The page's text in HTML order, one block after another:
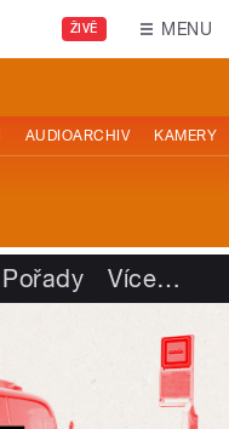
ŽIVĚ MENU
AUDIOARCHIV KAMERY
Pořady Více…